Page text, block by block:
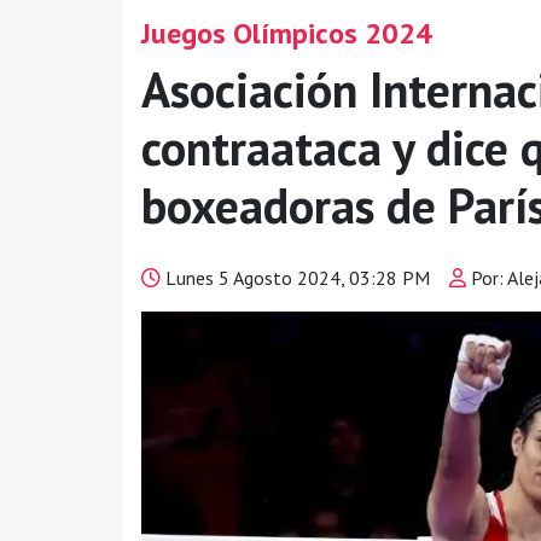
Juegos Olímpicos 2024
Asociación
contraataca y dice
boxeadoras de
Lunes 5 Agosto 2024, 03:28 PM Por: